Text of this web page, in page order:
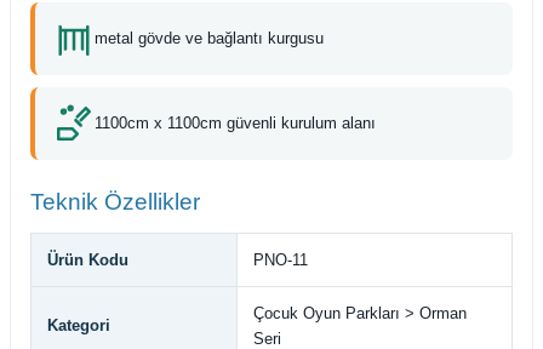
metal gövde ve bağlantı kurgusu
1100cm x 1100cm güvenli kurulum alanı
Teknik Özellikler
Ürün Kodu PNO-11
Kategori
Çocuk Oyun Parkları > Orman
Seri